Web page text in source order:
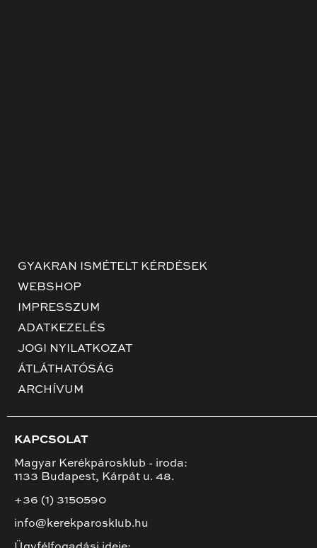
GYAKRAN ISMÉTELT KÉRDÉSEK
WEBSHOP
IMPRESSZUM
ADATKEZELÉS
JOGI NYILATKOZAT
ÁTLÁTHATÓSÁG
ARCHÍVUM
KAPCSOLAT
Magyar Kerékpárosklub - iroda:
1133 Budapest, Kárpát u. 48.
+36 (1) 3150590
info@kerekparosklub.hu